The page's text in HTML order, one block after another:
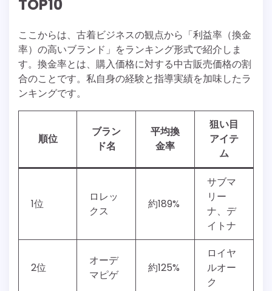
TOP10
ここからは、古着ビジネスの観点から「利益率（換金
率）の高いブランド」をランキング形式で紹介しま
す。換金率とは、購入価格に対する中古販売価格の割
合のことです。私自身の経験と指導実績を加味したラ
ンキングです。
順位
ブラン
ド名
平均換
金率
狙い目
アイテ
ム
1位
ロレッ
クス
約189%
サブマ
リー
ナ、デ
イトナ
2位
オーデ
マピゲ
約125%
ロイヤ
ルオー
ク